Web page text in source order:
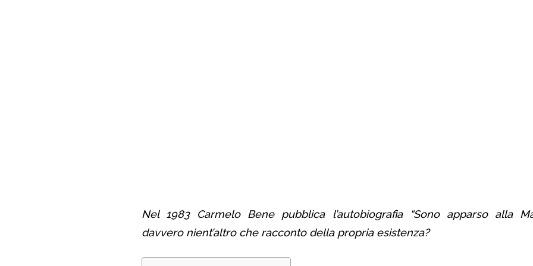
Nel 1983 Carmelo Bene pubblica l’autobiografia “Sono apparso alla
davvero nient’altro che racconto della propria esistenza?